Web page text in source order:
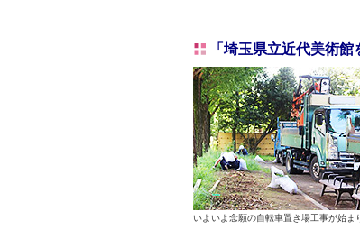
「埼玉県立近代美術
いよいよ念願の自転車置き場工事が始ま